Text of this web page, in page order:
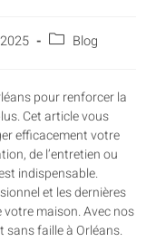
Blog
pour renforcer la
Cet article vous
efficacement votre
de l’entretien ou
indispensable.
et les dernières
maison. Avec nos
sans faille à Orléans.